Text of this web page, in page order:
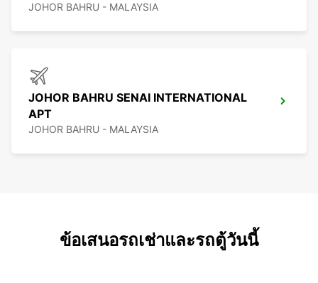
JOHOR BAHRU - MALAYSIA
JOHOR BAHRU SENAI INTERNATIONAL
APT
JOHOR BAHRU - MALAYSIA
ข้อเสนอรถเช่าและรถตู้วันนี้